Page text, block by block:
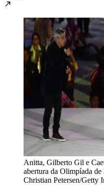
Anitta, Gilberto Gil e
abertura da Olimpíada
Christian Petersen/Getty